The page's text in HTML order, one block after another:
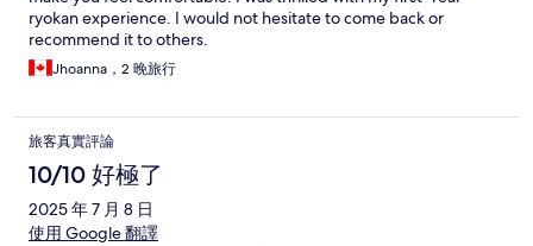
ryokan experience. I would not hesitate to come back or
recommend it to others.
Jhoanna，2 晚旅行
旅客真實評論
10/10 好極了
2025 年 7 月 8 日
使用 Google 翻譯